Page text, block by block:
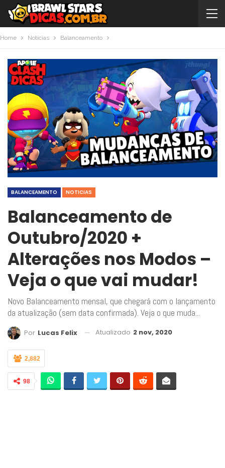
Home Noticias Balanceamento
BALANCEAMENTO NOTICIAS
Balanceamento de
Outubro/2020 +
Alterações nos Modos –
Veja o que vai mudar!
Novo Balanceamento mensal, que chegará com o lançamento
da atualização (sem data confirmada). Veja o que muda...
Por Lucas Felix Atualizado 2 nov, 2020
2,882
98